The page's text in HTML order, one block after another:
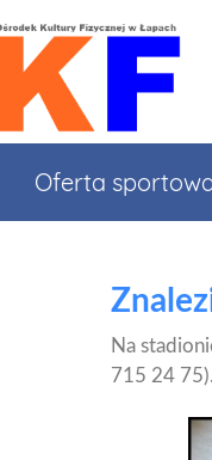
Oferta
Na
715 24